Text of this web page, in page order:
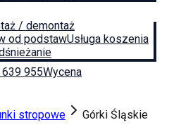
/ demontaż
od podstawUsługa koszenia
955Wycena
stropowe
Górki Śląskie